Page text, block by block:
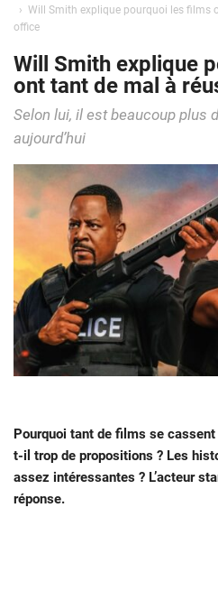
Will Smith explique pourquoi les films
office
Will Smith explique
ont tant de mal à
Selon lui, il est beaucoup plus
aujourd’hui
Pourquoi tant de films se
t-il trop de propositions ? Les
assez intéressantes ? L’acteur
réponse.